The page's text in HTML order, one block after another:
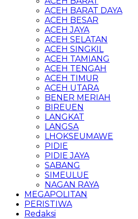
ACEH BARAT DAYA
ACEH BESAR
ACEH JAYA
ACEH SELATAN
ACEH SINGKIL
ACEH TAMIANG
ACEH TENGAH
ACEH TIMUR
ACEH UTARA
BENER MERIAH
BIREUEN
LANGKAT
LANGSA
LHOKSEUMAWE
PIDIE
PIDIE JAYA
SABANG
SIMEULUE
NAGAN RAYA
MEGAPOLITAN
PERISTIWA
Redaksi